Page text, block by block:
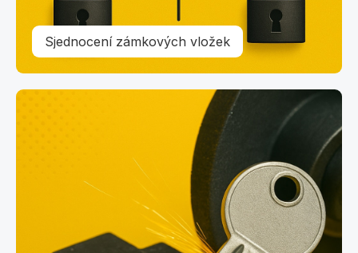
Sjednocení zámkových vložek
Výroba klíčů